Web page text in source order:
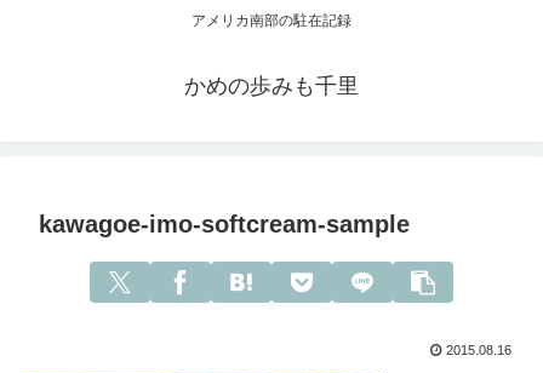
アメリカ南部の駐在記録
かめの歩みも千里
kawagoe-imo-softcream-sample
2015.08.16